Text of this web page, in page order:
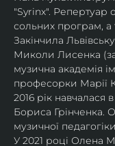
"Syrinx". Репертуар
сольних програм, а
Закінчила
Миколи Лисенка
музична академія
професорки Марії
2016 рік навчалася
Бориса Грінченка.
музичної
У 2021 році Олена